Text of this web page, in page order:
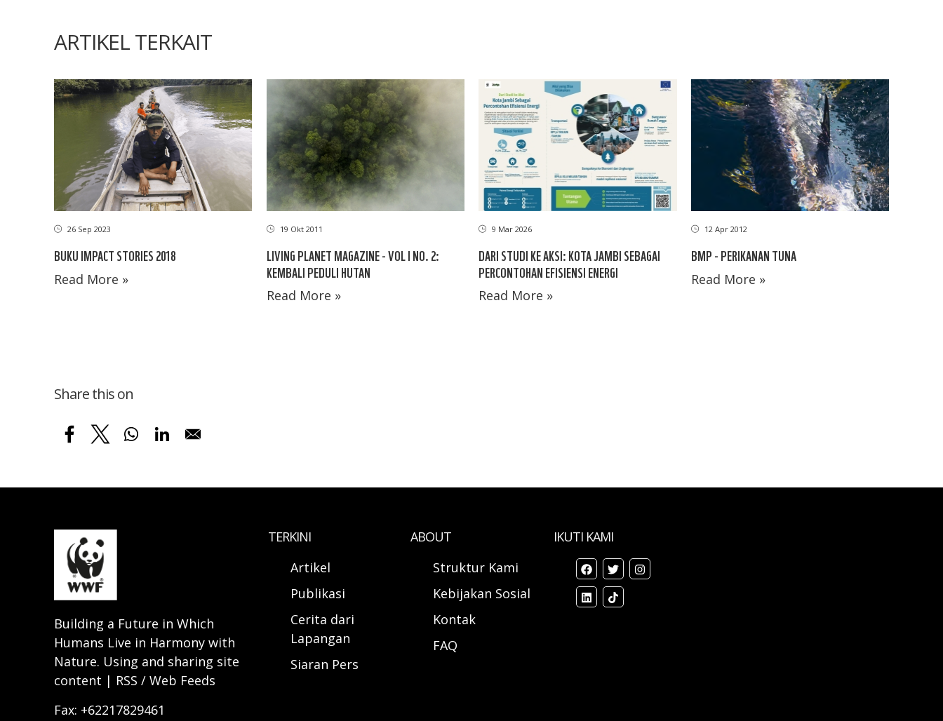
ARTIKEL TERKAIT
26 Sep 2023
BUKU IMPACT STORIES 2018
Read More »
19 Okt 2011
LIVING PLANET MAGAZINE - VOL I NO. 2:
KEMBALI PEDULI HUTAN
Read More »
9 Mar 2026
DARI STUDI KE AKSI: KOTA JAMBI SEBAGAI
PERCONTOHAN EFISIENSI ENERGI
Read More »
12 Apr 2012
BMP - PERIKANAN TUNA
Read More »
Share this on
Building a Future in Which
Humans Live in Harmony with
Nature. Using and sharing site
content | RSS / Web Feeds
Fax: +62217829461
TERKINI
Artikel
Publikasi
Cerita dari
Lapangan
Siaran Pers
ABOUT
Struktur Kami
Kebijakan Sosial
Kontak
FAQ
IKUTI KAMI